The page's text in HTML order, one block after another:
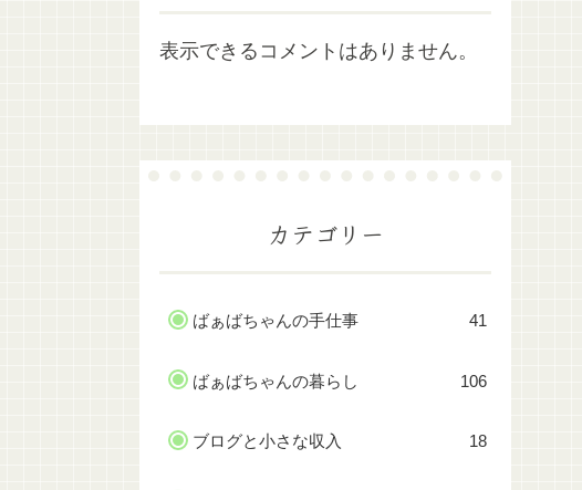
表示できるコメントはありません。
カテゴリー
ばぁばちゃんの手仕事 41
ばぁばちゃんの暮らし 106
ブログと小さな収入 18